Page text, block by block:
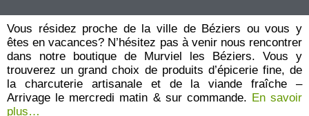
u
r
5
Vous résidez proche de la ville de Béziers ou vous y
êtes en vacances? N’hésitez pas à venir nous rencontrer
dans notre boutique de Murviel les Béziers. Vous y
trouverez un grand choix de produits d’épicerie fine, de
la charcuterie artisanale et de la viande fraîche –
Arrivage le mercredi matin & sur commande. En savoir
plus…